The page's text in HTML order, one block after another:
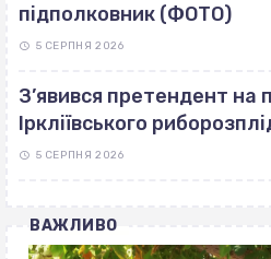
підполковник (ФОТО)
5 СЕРПНЯ 2026
З’явився претендент на
Іркліївського
5 СЕРПНЯ 2026
ВАЖЛИВО